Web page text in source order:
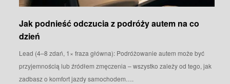
Jak podnieść odczucia z podróży autem na co
dzień
Lead (4–8 zdań, 1× fraza główna): Podróżowanie autem może być
przyjemnością lub źródłem zmęczenia – wszystko zależy od tego, jak
zadbasz o komfort jazdy samochodem….